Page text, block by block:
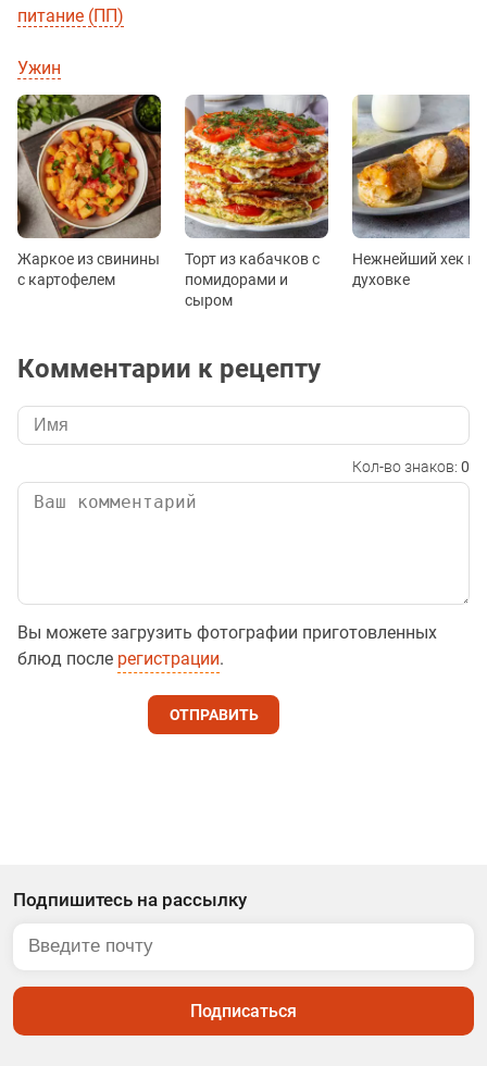
питание (ПП)
Ужин
Жаркое из свинины
с картофелем
Торт из кабачков с
помидорами и
сыром
Нежнейший хек в
духовке
Комментарии к рецепту
Кол-во знаков: 0
Вы можете загрузить фотографии приготовленных
блюд после регистрации.
ОТПРАВИТЬ
Подпишитесь на рассылку
Подписаться